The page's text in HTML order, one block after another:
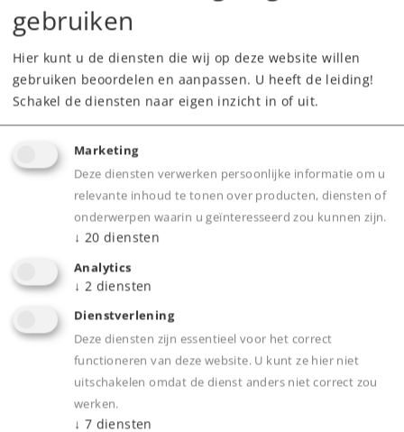
Highlights
Snel programmeren van de märklin decoders
mLD3 en mSD3
Product
Productinfo
gebruiken
Hier kunt u de diensten die wij op deze website willen
gebruiken beoordelen en aanpassen. U heeft de leiding!
Schakel de diensten naar eigen inzicht in of uit.
Marketing
Deze diensten verwerken persoonlijke informatie om u
relevante inhoud te tonen over producten, diensten of
onderwerpen waarin u geïnteresseerd zou kunnen zijn.
↓ 20 diensten
Analytics
↓ 2 diensten
Dienstverlening
Deze diensten zijn essentieel voor het correct
functioneren van deze website. U kunt ze hier niet
uitschakelen omdat de dienst anders niet correct zou
werken.
↓ 7 diensten